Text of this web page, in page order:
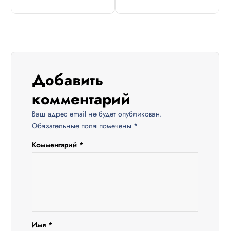
а
Добавить
комментарий
Ваш адрес email не будет опубликован.
Обязательные поля помечены *
Комментарий *
Имя *